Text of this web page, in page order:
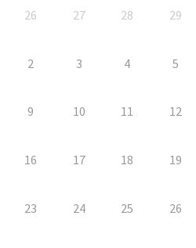
26 27 28 29
2 3 4 5
9 10 11 12
16 17 18 19
23 24 25 26